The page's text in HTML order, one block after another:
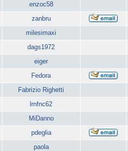
enzoc58
zanbru
milesimaxi
dags1972
eiger
Fedora
Fabrizio Righetti
lrnfnc62
MiDanno
pdeglia
paola